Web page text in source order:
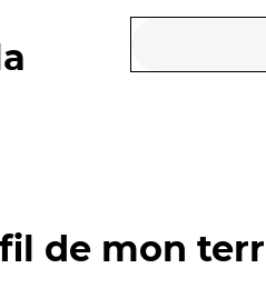
de mon